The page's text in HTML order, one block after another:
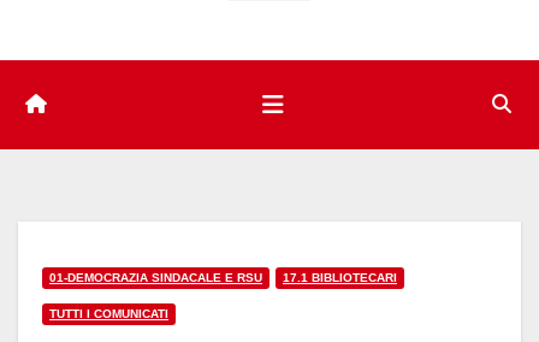
01-DEMOCRAZIA SINDACALE E RSU 17.1 BIBLIOTECARI
TUTTI I COMUNICATI